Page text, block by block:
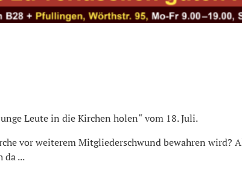
Leute in die Kirchen holen“ vom 18. Juli.
vor weiterem Mitgliederschwund bewahren wird?
da ...